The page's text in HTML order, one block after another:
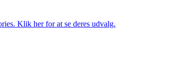
Klik her for at se deres udvalg.